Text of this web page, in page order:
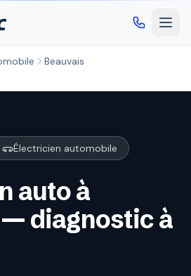
Beauvais
Électricien automobile
auto à
diagnostic à